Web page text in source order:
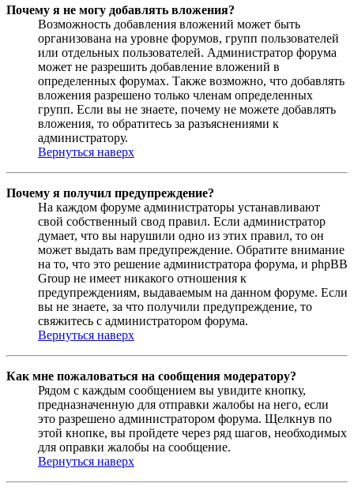
Почему я не могу добавлять вложения?
Возможность добавления вложений может быть
организована на уровне форумов, групп пользователей
или отдельных пользователей. Администратор форума
может не разрешить добавление вложений в
определенных форумах. Также возможно, что добавлять
вложения разрешено только членам определенных
групп. Если вы не знаете, почему не можете добавлять
вложения, то обратитесь за разъяснениями к
администратору.
Вернуться наверх
Почему я получил предупреждение?
На каждом форуме администраторы устанавливают
свой собственный свод правил. Если администратор
думает, что вы нарушили одно из этих правил, то он
может выдать вам предупреждение. Обратите внимание
на то, что это решение администратора форума, и phpBB
Group не имеет никакого отношения к
предупреждениям, выдаваемым на данном форуме. Если
вы не знаете, за что получили предупреждение, то
свяжитесь с администратором форума.
Вернуться наверх
Как мне пожаловаться на сообщения модератору?
Рядом с каждым сообщением вы увидите кнопку,
предназначенную для отправки жалобы на него, если
это разрешено администратором форума. Щелкнув по
этой кнопке, вы пройдете через ряд шагов, необходимых
для оправки жалобы на сообщение.
Вернуться наверх